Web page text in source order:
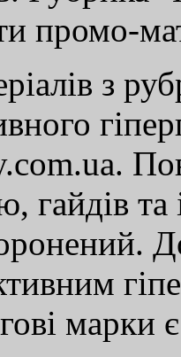
промо-
з
гайдів
марки